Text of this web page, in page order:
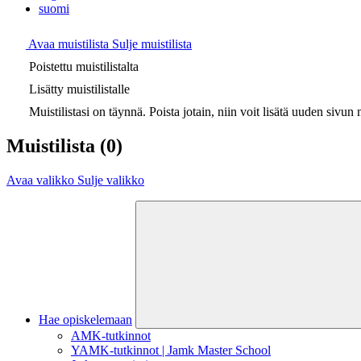
suomi
Avaa muistilista Sulje muistilista
Poistettu muistilistalta
Lisätty muistilistalle
Muistilistasi on täynnä. Poista jotain, niin voit lisätä uuden sivun
Muistilista (0)
Avaa valikko Sulje valikko
Hae opiskelemaan
AMK-tutkinnot
YAMK-tutkinnot | Jamk Master School